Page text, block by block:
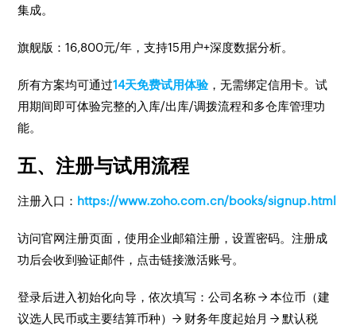
集成。
旗舰版：16,800元/年，支持15用户+深度数据分析。
所有方案均可通过14天免费试用体验，无需绑定信用卡。试
用期间即可体验完整的入库/出库/调拨流程和多仓库管理功
能。
五、注册与试用流程
注册入口： https://www.zoho.com.cn/books/signup.html
访问官网注册页面，使用企业邮箱注册，设置密码。注册成
功后会收到验证邮件，点击链接激活账号。
登录后进入初始化向导，依次填写：公司名称 → 本位币（建
议选人民币或主要结算币种）→ 财务年度起始月 → 默认税